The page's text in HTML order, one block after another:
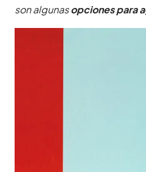
son algunasopciones para